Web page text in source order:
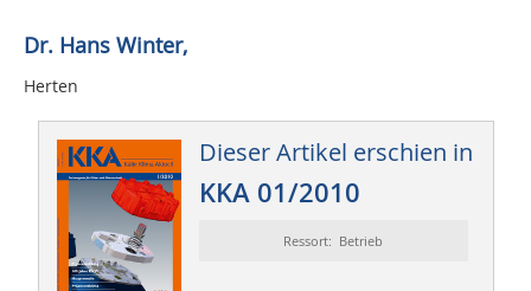
Dr. Hans Winter,
Herten
Dieser Artikel erschien in
KKA 01/2010
Ressort: Betrieb